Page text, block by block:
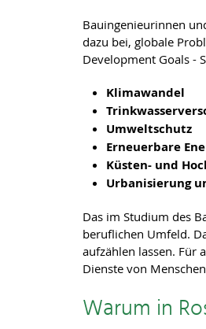
Bauingenieurinnen
dazu bei, globale
Development Goals -
Klimawandel
Umweltschutz
Erneuerbare
Küsten- und
Urbanisierung
Das im Studium des
beruflichen Umfeld.
aufzählen lassen. Für
Dienste von
Warum in